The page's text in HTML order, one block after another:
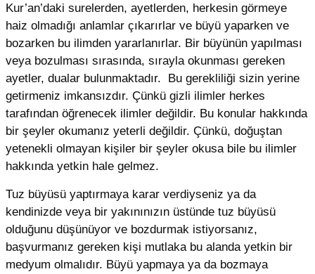
Kur’an’daki surelerden, ayetlerden, herkesin görmeye
haiz olmadığı anlamlar çıkarırlar ve büyü yaparken ve
bozarken bu ilimden yararlanırlar. Bir büyünün yapılması
veya bozulması sırasında, sırayla okunması gereken
ayetler, dualar bulunmaktadır. Bu gerekliliği sizin yerine
getirmeniz imkansızdır. Çünkü gizli ilimler herkes
tarafından öğrenecek ilimler değildir. Bu konular hakkında
bir şeyler okumanız yeterli değildir. Çünkü, doğuştan
yetenekli olmayan kişiler bir şeyler okusa bile bu ilimler
hakkında yetkin hale gelmez.
Tuz büyüsü yaptırmaya karar verdiyseniz ya da
kendinizde veya bir yakınınızın üstünde tuz büyüsü
olduğunu düşünüyor ve bozdurmak istiyorsanız,
başvurmanız gereken kişi mutlaka bu alanda yetkin bir
medyum olmalıdır. Büyü yapmaya ya da bozmaya